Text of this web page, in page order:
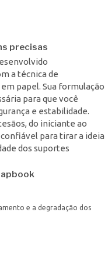
precisas
a técnica de
papel. Sua formulação
para que você
e estabilidade.
do iniciante ao
para tirar a ideia
dos suportes
e a degradação dos